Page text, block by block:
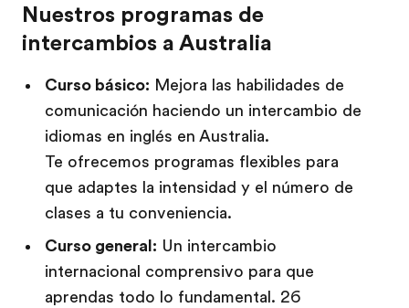
Nuestros programas de
intercambios a Australia
Curso básico: Mejora las habilidades de
comunicación haciendo un intercambio de
idiomas en inglés en Australia.
Te ofrecemos programas flexibles para
que adaptes la intensidad y el número de
clases a tu conveniencia.
Curso general: Un intercambio
internacional comprensivo para que
aprendas todo lo fundamental. 26